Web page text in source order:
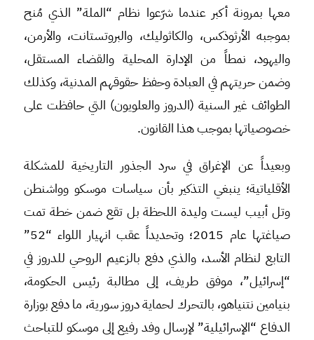
معها بمرونة أكبر عندما شرّعوا نظام “الملة” الذي مُنح
بموجبه الأرثوذكس، والكاثوليك، والبروتستانت، والأرمن،
واليهود، نمطاً من الإدارة المحلية والقضاء المستقل،
وضمن حريتهم في العبادة وحفظ حقوقهم المدنية، وكذلك
الطوائف غير السنية (الدروز والعلويون) التي حافظت على
خصوصياتها بموجب هذا القانون.
وبعيداً عن الإغراق في سرد الجذور التاريخية للمشكلة
الأقلياتية؛ ينبغي التذكير بأن سياسات موسكو وواشنطن
وتل أبيب ليست وليدة اللحظة بل تقع ضمن خطة تمت
صياغتها عام 2015؛ وتحديداً عقب انهيار اللواء “52”
التابع لنظام الأسد، والذي دفع بالزعيم الروحي للدروز في
“إسرائيل”، موفق طريف، إلى مطالبة رئيس الحكومة،
بنيامين نتنياهو، بالتحرك لحماية دروز سورية، ما دفع بوزارة
الدفاع “الإسرائيلية” لإرسال وفد رفيع إلى موسكو للتباحث